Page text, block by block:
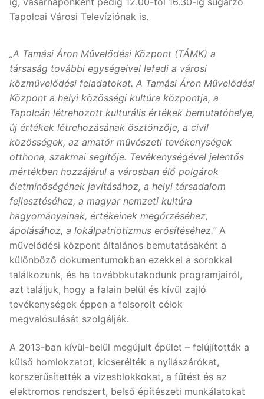
Tapolcai Városi Televíziónak is.
„A Tamási Áron Művelődési Központ (TÁMK) a
társaság további egységeivel lefedi a városi
közművelődési feladatokat. A Tamási Áron Művelődési
Központ a helyi közösségi kultúra központja, a
Tapolcán létrehozott kulturális értékek bemutatóhelye,
új értékek létrehozásának ösztönzője, a civil
közösségek, az amatőr művészeti tevékenységek
otthona, szakmai segítője. Tevékenységével jelentős
mértékben hozzájárul a városban élő polgárok
életminőségének javításához, a helyi társadalom
fejlesztéséhez, a magyar nemzeti kultúra
hagyományainak, értékeinek megőrzéséhez,
ápolásához, a lokálpatriotizmus erősítéséhez.”A
művelődési központ általános bemutatásaként a
különböző dokumentumokban ezekkel a sorokkal
találkozunk, és ha továbbkutakodunk programjairól,
azt találjuk, hogy a falain belül és kívül zajló
tevékenységek éppen a felsorolt célok
megvalósulását szolgálják.
A 2013-ban kívül-belül megújult épület – felújították a
külső homlokzatot, kicserélték a nyílászárókat,
korszerűsítették a vizesblokkokat, a fűtést és az
elektromos rendszert, belső építészeti munkálatokat